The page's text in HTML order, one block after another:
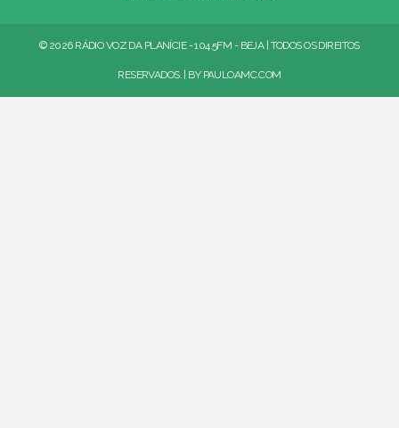
© 2026 RÁDIO VOZ DA PLANÍCIE - 104.5FM - BEJA | TODOS OS DIREITOS
RESERVADOS. | BY PAULOAMC.COM